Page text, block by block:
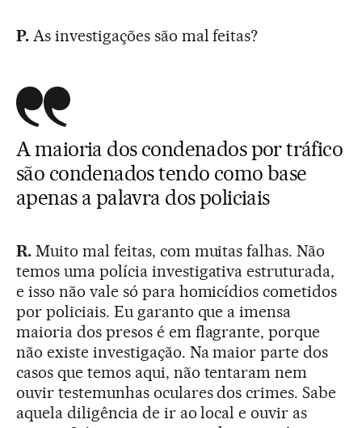
P.As investigações são mal feitas?
A maioria dos condenados por tráfico
são condenados tendo como base
apenas a palavra dos policiais
R.Muito mal feitas, com muitas falhas. Não
temos uma polícia investigativa estruturada,
e isso não vale só para homicídios cometidos
por policiais. Eu garanto que a imensa
maioria dos presos é em flagrante, porque
não existe investigação. Na maior parte dos
casos que temos aqui, não tentaram nem
ouvir testemunhas oculares dos crimes. Sabe
aquela diligência de ir ao local e ouvir as